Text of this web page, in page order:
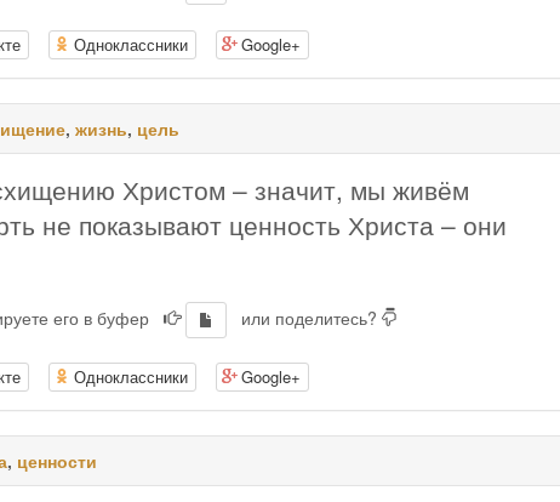
Одноклассники Google+
, жизнь, цель
Христом – значит, мы живём
не показывают ценность Христа – они
его в буфер или поделитесь?
Одноклассники Google+
, ценности